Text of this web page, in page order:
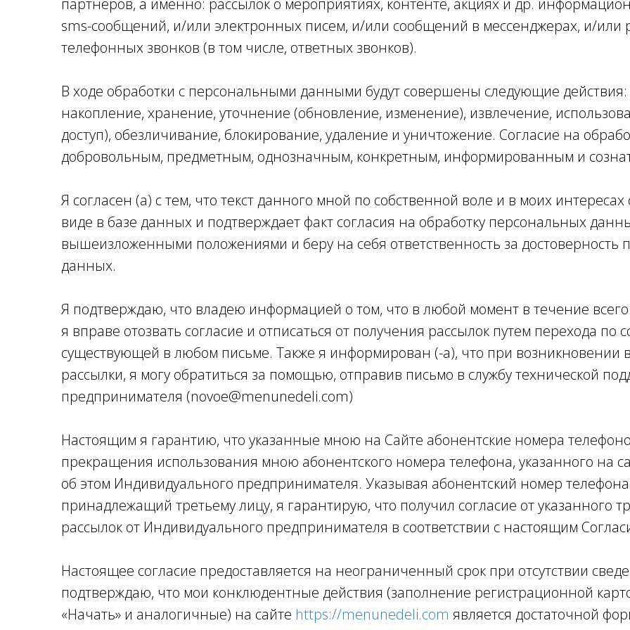
партнеров, а именно: рассылок о мероприятиях, контенте, акциях и др.
sms-сообщений, и/или электронных писем, и/или сообщений в мессенджерах, и/или
телефонных звонков (в том числе, ответных звонков).
В ходе обработки с персональными данными будут совершены следующие действия:
накопление, хранение, уточнение (обновление, изменение), извлечение,
доступ), обезличивание, блокирование, удаление и уничтожение. Согласие на
добровольным, предметным, однозначным, конкретным, информированным и
Я согласен (а) с тем, что текст данного мной по собственной воле и в моих
виде в базе данных и подтверждает факт согласия на обработку персональных
вышеизложенными положениями и беру на себя ответственность за достоверность
данных.
Я подтверждаю, что владею информацией о том, что в любой момент в течение всего
я вправе отозвать согласие и отписаться от получения рассылок путем перехода по
существующей в любом письме. Также я информирован (-а), что при возникновении
рассылки, я могу обратиться за помощью, отправив письмо в службу технической
предпринимателя (novoe@menunedeli.com)
Настоящим я гарантию, что указанные мною на Сайте абонентские номера
прекращения использования мною абонентского номера телефона, указанного на
об этом Индивидуального предпринимателя. Указывая абонентский номер
принадлежащий третьему лицу, я гарантирую, что получил согласие от указанного
рассылок от Индивидуального предпринимателя в соответствии с настоящим
Настоящее согласие предоставляется на неограниченный срок при отсутствии
подтверждаю, что мои конклюдентные действия (заполнение регистрационной
«Начать» и аналогичные) на сайте https://menunedeli.com является достаточной